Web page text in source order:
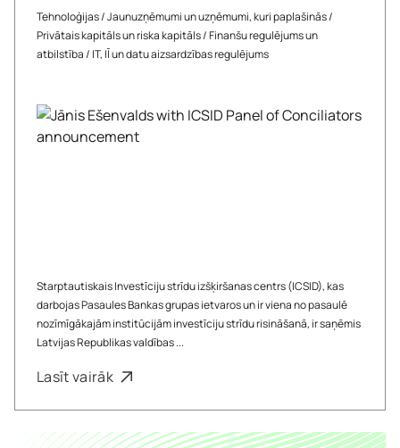
Tehnoloģijas/Jaunuzņēmumi un uzņēmumi, kuri paplašinās/
Privātais kapitāls un riska kapitāls/Finanšu regulējums un
atbilstība/ IT, IĪ un datu aizsardzības regulējums
Starptautiskais Investīciju strīdu izšķiršanas centrs (ICSID), kas
darbojas Pasaules Bankas grupas ietvaros un ir viena no pasaulē
nozīmīgākajām institūcijām investīciju strīdu risināšanā, ir saņēmis
Latvijas Republikas valdības ...
Lasīt vairāk